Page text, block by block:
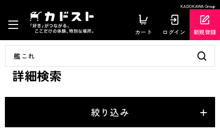
KADOKAWA Group
カート ログイン 新規登録
詳細検索
絞り込み